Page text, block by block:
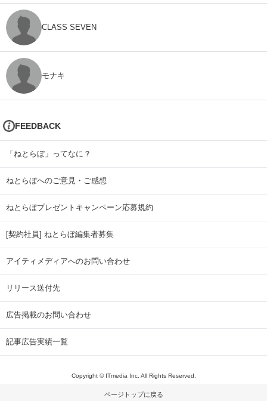
CLASS SEVEN
モナキ
FEEDBACK
「ねとらぼ」ってなに？
ねとらぼへのご意見・ご感想
ねとらぼプレゼントキャンペーン応募規約
[契約社員] ねとらぼ編集者募集
アイティメディアへのお問い合わせ
リリース送付先
広告掲載のお問い合わせ
記事広告実績一覧
Copyright © ITmedia Inc. All Rights Reserved.
ページトップに戻る